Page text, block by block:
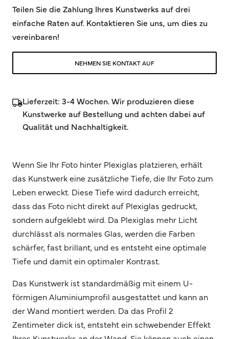
Teilen Sie die Zahlung Ihres Kunstwerks auf drei
einfache Raten auf. Kontaktieren Sie uns, um dies zu
vereinbaren!
NEHMEN SIE KONTAKT AUF
Lieferzeit: 3-4 Wochen. Wir produzieren diese
Kunstwerke auf Bestellung und achten dabei auf
Qualität und Nachhaltigkeit.
Wenn Sie Ihr Foto hinter Plexiglas platzieren, erhält
das Kunstwerk eine zusätzliche Tiefe, die Ihr Foto zum
Leben erweckt. Diese Tiefe wird dadurch erreicht,
dass das Foto nicht direkt auf Plexiglas gedruckt,
sondern aufgeklebt wird. Da Plexiglas mehr Licht
durchlässt als normales Glas, werden die Farben
schärfer, fast brillant, und es entsteht eine optimale
Tiefe und damit ein optimaler Kontrast.
Das Kunstwerk ist standardmäßig mit einem U-
förmigen Aluminiumprofil ausgestattet und kann an
der Wand montiert werden. Da das Profil 2
Zentimeter dick ist, entsteht ein schwebender Effekt